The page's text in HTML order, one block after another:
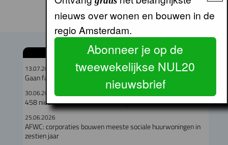
GERELATEERDE ARTIKELEN
13.07.2026
Gaan fabriekswoningen het woningtekort lenigen?
30.06.2026
458 nieuwe betaalbare huurwoningen op Cruquiuseiland
25.06.2026
AFWC: corporaties bouwen meeste sociale huurwoningen in
zestien jaar
nieuws over wonen en bouwen in de
regio Amsterdam.
Abonneer je op de
tweewekelijkse NUL20
nieuwsbrief